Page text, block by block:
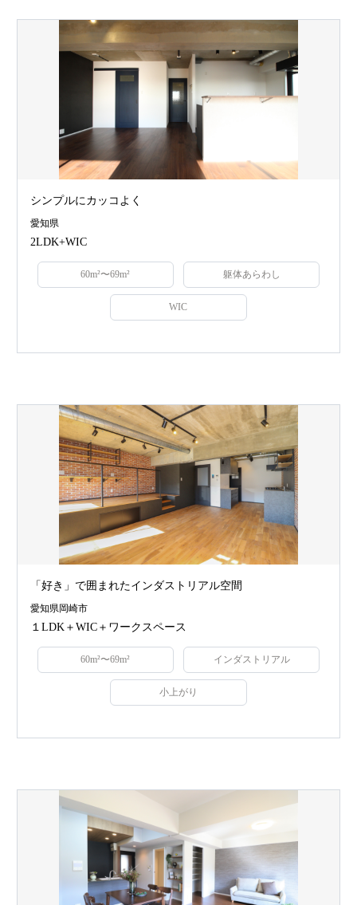
シンプルにカッコよく
愛知県
2LDK+WIC
60m²〜69m² 躯体あらわし
WIC
「好き」で囲まれたインダストリアル空間
愛知県岡崎市
１LDK＋WIC＋ワークスペース
60m²〜69m² インダストリアル
小上がり